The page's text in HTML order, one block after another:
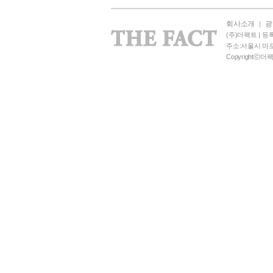
회사소개 |
(주)더팩트 | 등
주소:서울시 마
Copyrightⓒ더팩